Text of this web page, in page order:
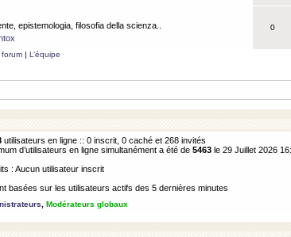
epistemologia, filosofia della scienza..
0
| L’équipe
utilisateurs en ligne :: 0 inscrit, 0 caché et 268 invités
d’utilisateurs en ligne simultanément a été de 5463 le 29 Juillet 2026
: Aucun utilisateur inscrit
basées sur les utilisateurs actifs des 5 dernières minutes
Modérateurs globaux